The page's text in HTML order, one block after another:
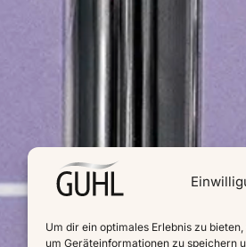
Um dir ein optimales Erlebnis zu
um Geräteinformationen zu speichern